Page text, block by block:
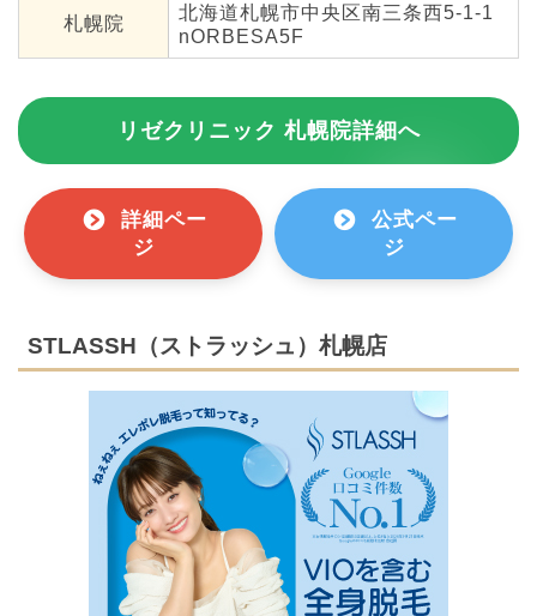
札幌院
北海道札幌市中央区南三条西5-1-1
nORBESA5F
リゼクリニック 札幌院詳細へ
詳細ペー
ジ
公式ペー
ジ
STLASSH（ストラッシュ）札幌店